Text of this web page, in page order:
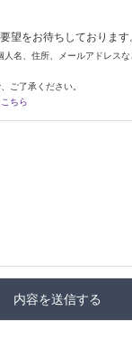
望をお待ちしております
名、住所、メールアドレス
ご了承ください。
ちら
内容を送信する